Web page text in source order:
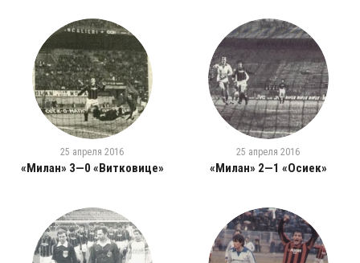
25 апреля 2016
«Милан» 3—0 «Витковице»
25 апреля 2016
«Милан» 2—1 «Осиек»